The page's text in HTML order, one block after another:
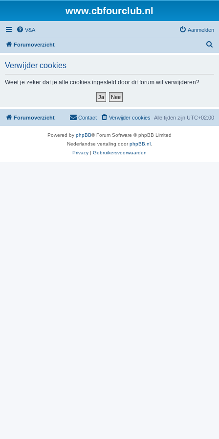
www.cbfourclub.nl
V&A Aanmelden
Forumoverzicht
Verwijder cookies
Weet je zeker dat je alle cookies ingesteld door dit forum wil verwijderen?
Forumoverzicht Alle tijden zijn UTC+02:00
Verwijder cookies
Contact
Powered by phpBB® Forum Software © phpBB Limited
Nederlandse vertaling doorphpBB.nl
Privacy | Gebruikersvoorwaarden